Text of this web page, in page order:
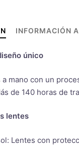
INFORMACIÓN
único
a mano con un
de 140 horas de
lentes
Lentes con